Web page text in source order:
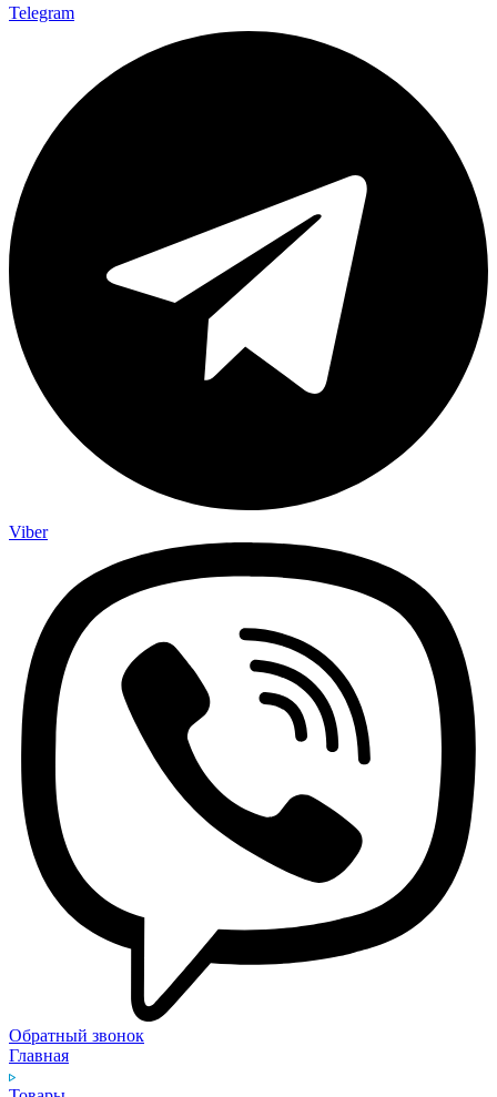
Telegram
Viber
Обратный звонок
Главная